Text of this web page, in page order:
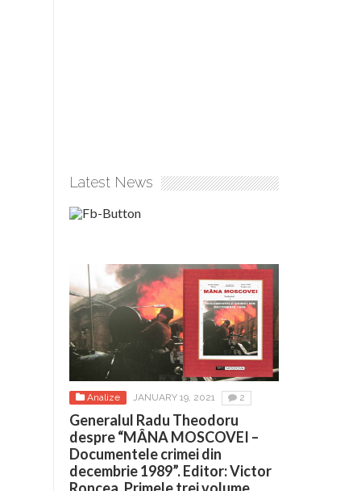
Latest News
Analize JANUARY 19, 2021 2
Generalul Radu Theodoru
despre “MÂNA MOSCOVEI –
Documentele crimei din
decembrie 1989”. Editor: Victor